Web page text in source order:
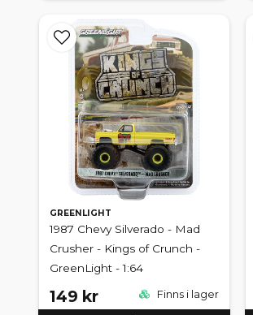
GREENLIGHT
1987 Chevy Silverado - Mad
Crusher - Kings of Crunch -
GreenLight - 1:64
149 kr Finns i lager